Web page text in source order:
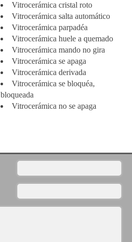
Vitrocerámica cristal roto
Vitrocerámica salta automático
Vitrocerámica parpadéa
Vitrocerámica huele a quemado
Vitrocerámica mando no gira
Vitrocerámica se apaga
Vitrocerámica derivada
Vitrocerámica se bloquéa,
bloqueada
Vitrocerámica no se apaga